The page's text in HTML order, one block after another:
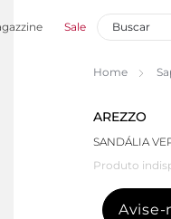
Sale
Home
AREZZO
SANDÁLIA
Produto
Avise-